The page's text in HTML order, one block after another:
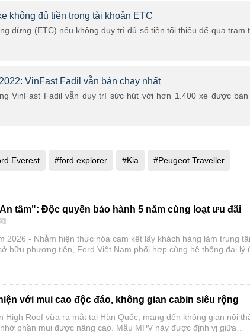
không đủ tiền trong tài khoản ETC
dừng (ETC) nếu không duy trì đủ số tiền tối thiểu để qua trạm
VinFast Fadil vẫn bán chạy nhất
VinFast Fadil vẫn duy trì sức hút với hơn 1.400 xe được bán
Everest #ford explorer #Kia #Peugeot Traveller
tâm": Độc quyền bảo hành 5 năm cùng loạt ưu đãi
2026 - Nhằm hiện thực hóa cam kết lấy khách hàng làm trung
hữu phương tiện, Ford Việt Nam phối hợp cùng hệ thống đại lý
với mui cao độc đáo, không gian cabin siêu rộng
High Roof vừa ra mắt tại Hàn Quốc, mang đến không gian nội
phần mui được nâng cao. Mẫu MPV này được định vị giữa